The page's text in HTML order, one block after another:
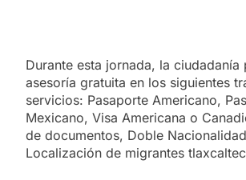
Durante esta jornada, la
asesoría gratuita en los siguientes
servicios: Pasaporte Americano,
Mexicano, Visa Americana o
de documentos, Doble
Localización de migrantes